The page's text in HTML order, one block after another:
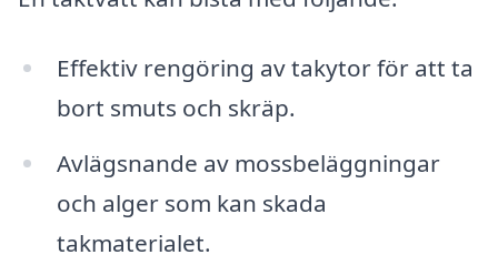
Effektiv rengöring av takytor för att ta
bort smuts och skräp.
Avlägsnande av mossbeläggningar
och alger som kan skada
takmaterialet.